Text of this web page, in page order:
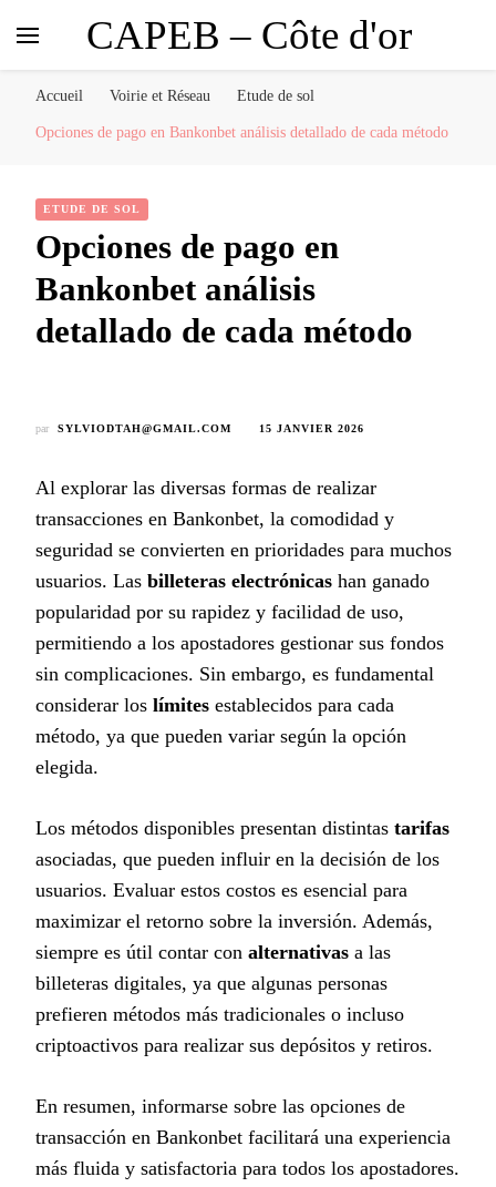
CAPEB – Côte d'or
Accueil Voirie et Réseau Etude de sol
Opciones de pago en Bankonbet análisis detallado de cada método
ETUDE DE SOL
Opciones de pago en
Bankonbet análisis
detallado de cada método
par SYLVIODTAH@GMAIL.COM 15 JANVIER 2026
Al explorar las diversas formas de realizar
transacciones en Bankonbet, la comodidad y
seguridad se convierten en prioridades para muchos
usuarios. Las billeteras electrónicas han ganado
popularidad por su rapidez y facilidad de uso,
permitiendo a los apostadores gestionar sus fondos
sin complicaciones. Sin embargo, es fundamental
considerar los límites establecidos para cada
método, ya que pueden variar según la opción
elegida.
Los métodos disponibles presentan distintas tarifas
asociadas, que pueden influir en la decisión de los
usuarios. Evaluar estos costos es esencial para
maximizar el retorno sobre la inversión. Además,
siempre es útil contar con alternativas a las
billeteras digitales, ya que algunas personas
prefieren métodos más tradicionales o incluso
criptoactivos para realizar sus depósitos y retiros.
En resumen, informarse sobre las opciones de
transacción en Bankonbet facilitará una experiencia
más fluida y satisfactoria para todos los apostadores.